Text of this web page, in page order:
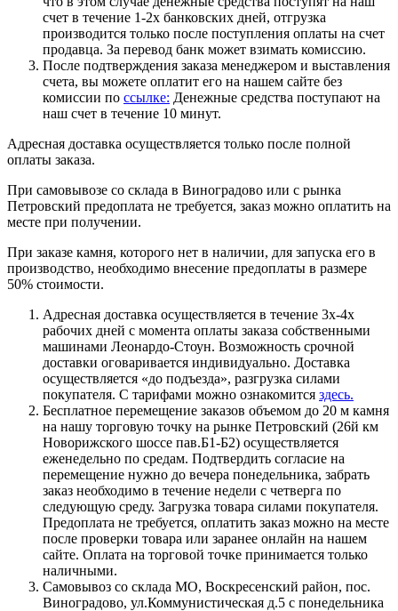
счет в течение 1-2х банковских дней, отгрузка
производится только после поступления оплаты на счет
продавца. За перевод банк может взимать комиссию.
После подтверждения заказа менеджером и выставления
счета, вы можете оплатит его на нашем сайте без
комиссии по ссылке: Денежные средства поступают на
наш счет в течение 10 минут.
Адресная доставка осуществляется только после полной
оплаты заказа.
При самовывозе со склада в Виноградово или с рынка
Петровский предоплата не требуется, заказ можно оплатить на
месте при получении.
При заказе камня, которого нет в наличии, для запуска его в
производство, необходимо внесение предоплаты в размере
50% стоимости.
Адресная доставка осуществляется в течение 3х-4х
рабочих дней с момента оплаты заказа собственными
машинами Леонардо-Стоун. Возможность срочной
доставки оговаривается индивидуально. Доставка
осуществляется «до подъезда», разгрузка силами
покупателя. С тарифами можно ознакомится здесь.
Бесплатное перемещение заказов объемом до 20 м камня
на нашу торговую точку на рынке Петровский (26й км
Новорижского шоссе пав.Б1-Б2) осуществляется
еженедельно по средам. Подтвердить согласие на
перемещение нужно до вечера понедельника, забрать
заказ необходимо в течение недели с четверга по
следующую среду. Загрузка товара силами покупателя.
Предоплата не требуется, оплатить заказ можно на месте
после проверки товара или заранее онлайн на нашем
сайте. Оплата на торговой точке принимается только
наличными.
Самовывоз со склада МО, Воскресенский район, пос.
Виноградово, ул.Коммунистическая д.5 с понедельника